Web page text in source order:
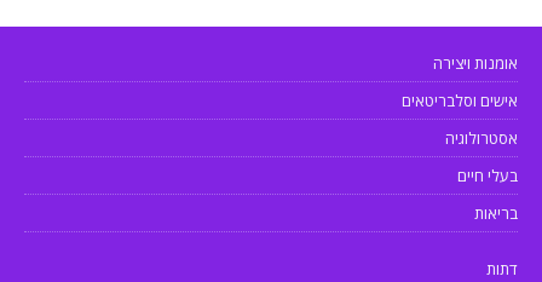
אומנות ויצירה
אישים וסלבריטאים
אסטרולוגיה
בעלי חיים
בריאות
דתות